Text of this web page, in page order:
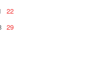
22
29